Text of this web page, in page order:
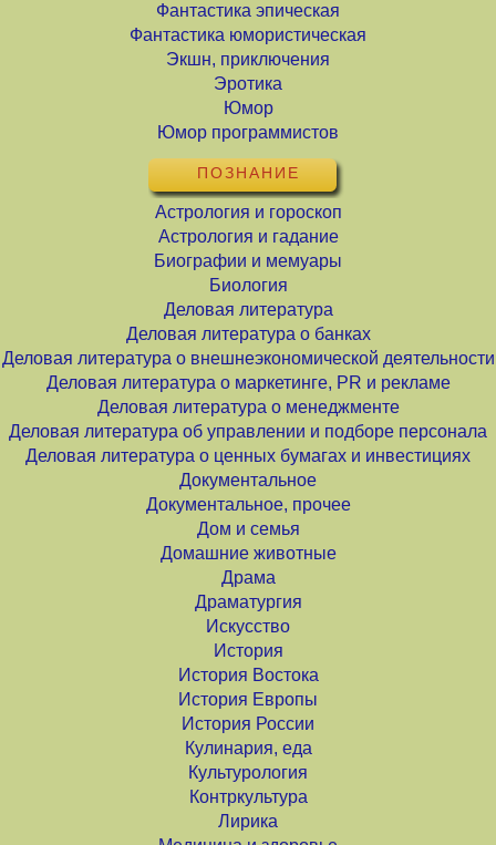
Фантастика эпическая
Фантастика юмористическая
Экшн, приключения
Эротика
Юмор
Юмор программистов
ПОЗНАНИЕ
Астрология и гороскоп
Астрология и гадание
Биографии и мемуары
Биология
Деловая литература
Деловая литература о банках
Деловая литература о внешнеэкономической деятельности
Деловая литература о маркетинге, PR и рекламе
Деловая литература о менеджменте
Деловая литература об управлении и подборе персонала
Деловая литература о ценных бумагах и инвестициях
Документальное
Документальное, прочее
Дом и семья
Домашние животные
Драма
Драматургия
Искусство
История
История Востока
История Европы
История России
Кулинария, еда
Культурология
Контркультура
Лирика